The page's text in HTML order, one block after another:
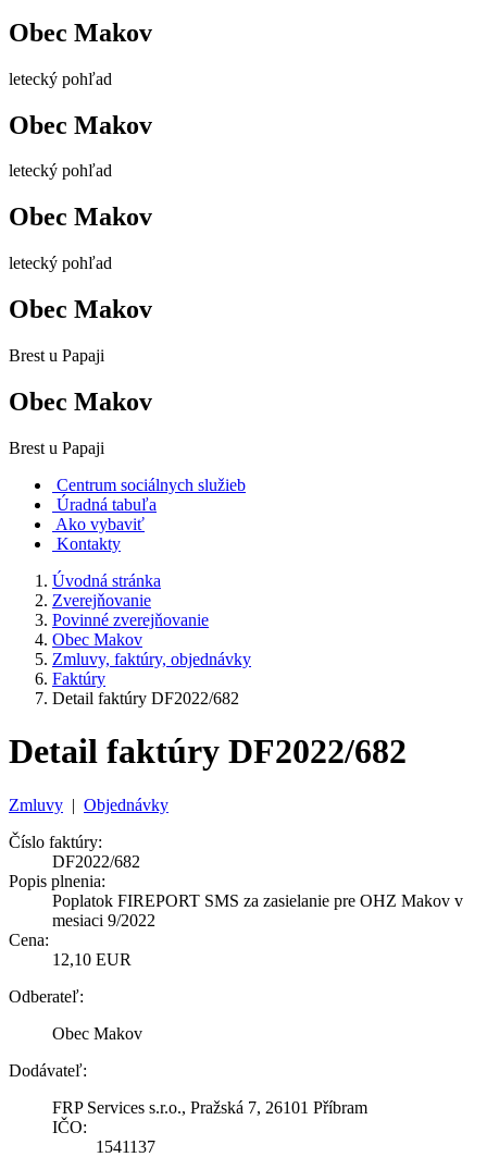
Obec Makov
letecký pohľad
Obec Makov
letecký pohľad
Obec Makov
letecký pohľad
Obec Makov
Brest u Papaji
Obec Makov
Brest u Papaji
Centrum sociálnych služieb
Úradná tabuľa
Ako vybaviť
Kontakty
Úvodná stránka
Zverejňovanie
Povinné zverejňovanie
Obec Makov
Zmluvy, faktúry, objednávky
Faktúry
Detail faktúry DF2022/682
Detail faktúry DF2022/682
Zmluvy | Objednávky
Číslo faktúry:
DF2022/682
Popis plnenia:
Poplatok FIREPORT SMS za zasielanie pre OHZ Makov v
mesiaci 9/2022
Cena:
12,10 EUR
Odberateľ:
Obec Makov
Dodávateľ:
FRP Services s.r.o., Pražská 7, 26101 Příbram
IČO:
1541137